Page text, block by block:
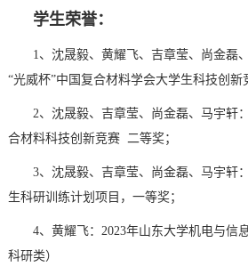
学生荣誉：
1、沈晟毅、黄耀飞、吉章莹、尚金磊
“光威杯”中国复合材料学会大学生科技创新
2、沈晟毅、吉章莹、尚金磊、马宇轩
合材料科技创新竞赛 二等奖；
3、沈晟毅、吉章莹、尚金磊、马宇轩
生科研训练计划项目，一等奖；
4、黄耀飞：2023年山东大学机电与信
科研类）